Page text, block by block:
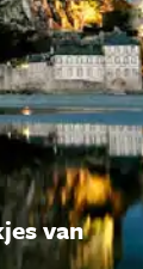
van